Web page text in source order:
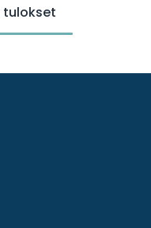
tulokset